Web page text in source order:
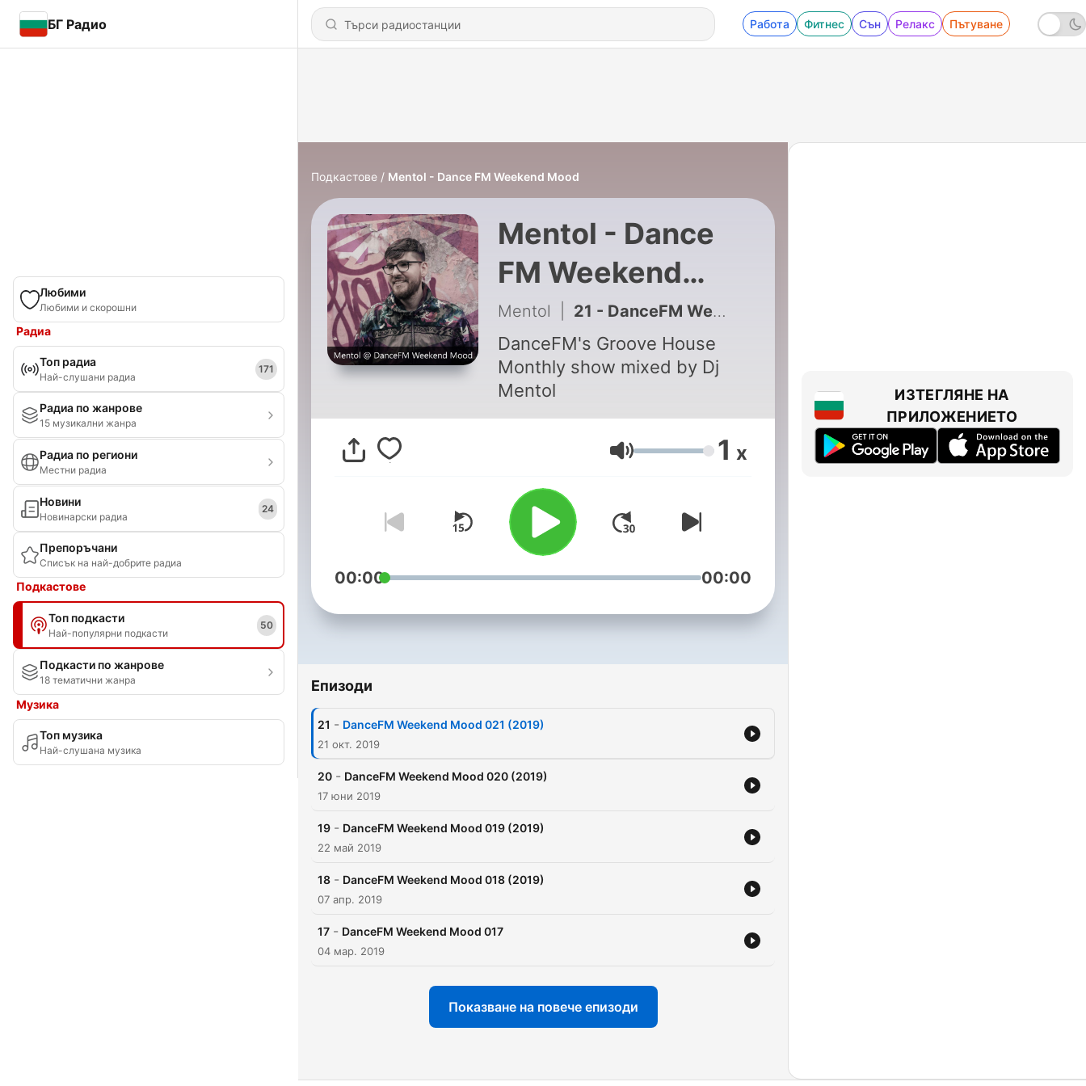
БГ Радио Работа Фитнес Сън Релакс Пътуване
Любими
Любими и скорошни
Радиа
Топ радиа
Най-слушани радиа
171
Радиа по жанрове
15 музикални жанра
Радиа по региони
Местни радиа
Новини
Новинарски радиа
24
Препоръчани
Списък на най-добрите радиа
Подкастове
Топ подкасти
Най-популярни подкасти
50
Подкасти по жанрове
18 тематични жанра
Музика
Топ музика
Най-слушана музика
Подкастове Mentol - Dance FM Weekend Mood
Mentol - Dance
FM Weekend
Mood
Mentol 21 - DanceFM Weekend Mood 021 (2019)
DanceFM's Groove House
Monthly show mixed by Dj
Mentol
Сила на звука 1 x
00:00 00:00
Епизоди
21 - DanceFM Weekend Mood 021 (2019)
21 окт. 2019
20 - DanceFM Weekend Mood 020 (2019)
17 юни 2019
19 - DanceFM Weekend Mood 019 (2019)
22 май 2019
18 - DanceFM Weekend Mood 018 (2019)
07 апр. 2019
17 - DanceFM Weekend Mood 017
04 мар. 2019
Показване на повече епизоди
ИЗТЕГЛЯНЕ НА
ПРИЛОЖЕНИЕТО